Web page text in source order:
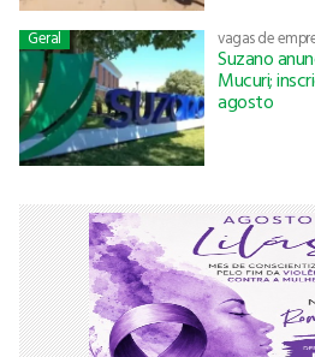
Geral vagas de
Suzano
Mucuri;
agosto